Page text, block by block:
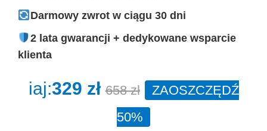
Darmowy zwrot w ciągu 30 dni
2 lata gwarancji + dedykowane wsparcie
klienta
iaj:329 zł 658 zł
ZAOSZCZĘDŹ
50%